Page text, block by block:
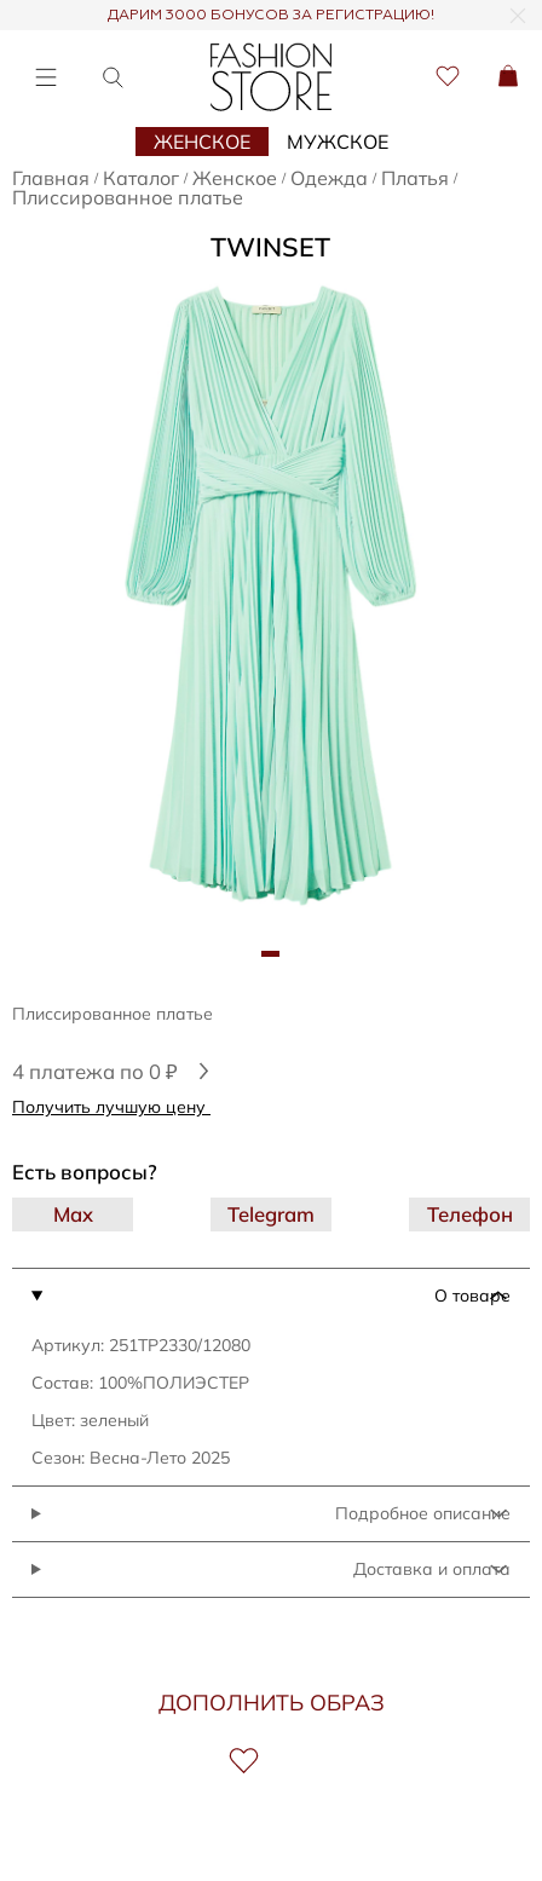
ДАРИМ 3000 БОНУСОВ ЗА РЕГИСТРАЦИЮ!
ЖЕНСКОЕ
МУЖСКОЕ
Главная / Каталог / Женское / Одежда / Платья /
Плиссированное платье
TWINSET
Плиссированное платье
4 платежа по 0 ₽
Получить лучшую цену
О товаре
Артикул: 251TP2330/12080
Состав: 100%ПОЛИЭСТЕР
Цвет: зеленый
Сезон: Весна-Лето 2025
Подробное описание
Доставка и оплата
Есть вопросы?
Telegram
Max Телефон
ДОПОЛНИТЬ ОБРАЗ